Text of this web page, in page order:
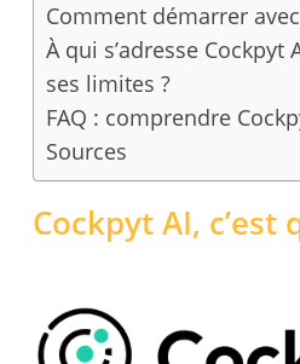
Comment démarrer
À qui s’adresse Cockpyt
ses limites ?
FAQ : comprendre
Sources
Cockpyt AI, c’est